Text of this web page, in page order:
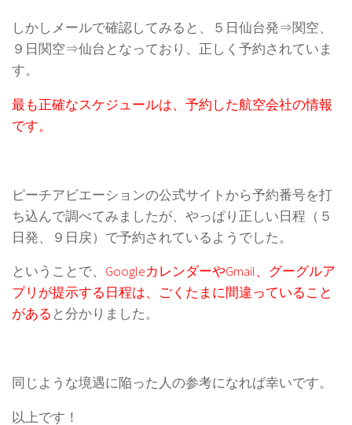
しかしメールで確認してみると、５日仙台発⇒関空、
９日関空⇒仙台となっており、正しく予約されていま
す。
最も正確なスケジュールは、予約した航空会社の情報
です。
ピーチアビエーションの公式サイトから予約番号を打
ち込んで調べてみましたが、やっぱり正しい日程（５
日発、９日戻）で予約されているようでした。
ということで、 GoogleカレンダーやGmail、グーグルア
プリが提示する日程は、ごくたまに間違っていること
がある と分かりました。
同じような境遇に陥った人の参考になれば幸いです。
以上です！